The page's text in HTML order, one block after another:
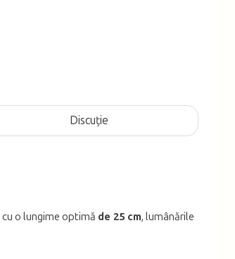
Discuţie
o lungime optimă de 25 cm, lumânările